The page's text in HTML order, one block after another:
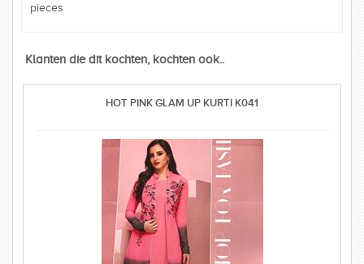
pieces
Klanten die dit kochten, kochten ook..
HOT PINK GLAM UP KURTI K041